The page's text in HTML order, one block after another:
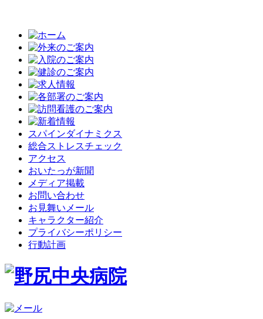
スパインダイナミクス
総合ストレスチェック
アクセス
おいたっが新聞
メディア掲載
お問い合わせ
お見舞いメール
キャラクター紹介
プライバシーポリシー
行動計画